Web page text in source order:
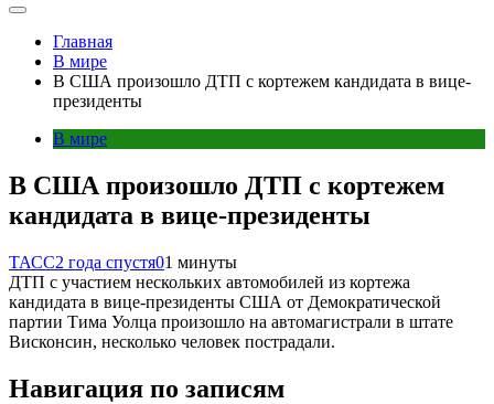
Главная
В мире
В США произошло ДТП с кортежем кандидата в вице-
президенты
В мире
В США произошло ДТП с кортежем
кандидата в вице-президенты
ТАСС2 года спустя01 минуты
ДТП с участием нескольких автомобилей из кортежа
кандидата в вице-президенты США от Демократической
партии Тима Уолца произошло на автомагистрали в штате
Висконсин, несколько человек пострадали.
Навигация по записям